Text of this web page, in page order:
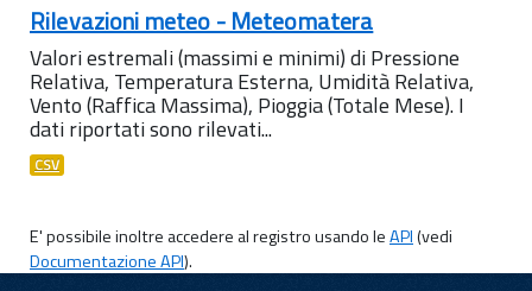
Rilevazioni meteo - Meteomatera
Valori estremali (massimi e minimi) di Pressione
Relativa, Temperatura Esterna, Umidità Relativa,
Vento (Raffica Massima), Pioggia (Totale Mese). I
dati riportati sono rilevati...
CSV
E' possibile inoltre accedere al registro usando leAPI(vedi
Documentazione API).